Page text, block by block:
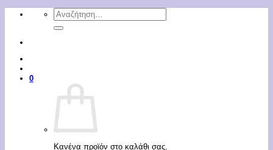
Μετάβαση
Αναζήτηση
για:
0
Κανένα προϊόν στο καλάθι σας.